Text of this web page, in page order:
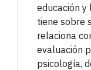
educación y
tiene sobre
relaciona
evaluación
psicología,